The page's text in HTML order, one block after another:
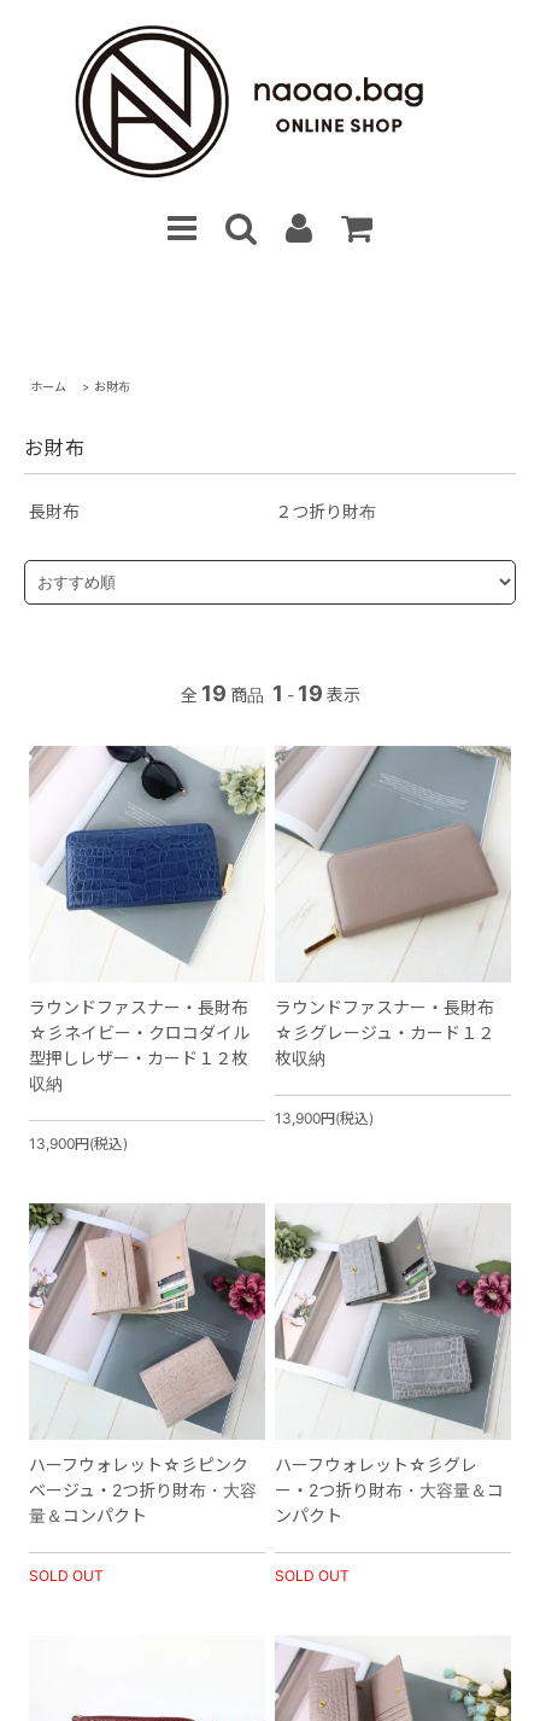
ホーム > お財布
お財布
長財布 ２つ折り財布
全 19 商品 1 - 19 表示
ラウンドファスナー・長財布
☆彡ネイビー・クロコダイル
型押しレザー・カード１２枚
収納
13,900円(税込)
ラウンドファスナー・長財布
☆彡グレージュ・カード１２
枚収納
13,900円(税込)
ハーフウォレット☆彡ピンク
ベージュ・2つ折り財布・大容
量＆コンパクト
SOLD OUT
ハーフウォレット☆彡グレ
ー・2つ折り財布・大容量＆コ
ンパクト
SOLD OUT